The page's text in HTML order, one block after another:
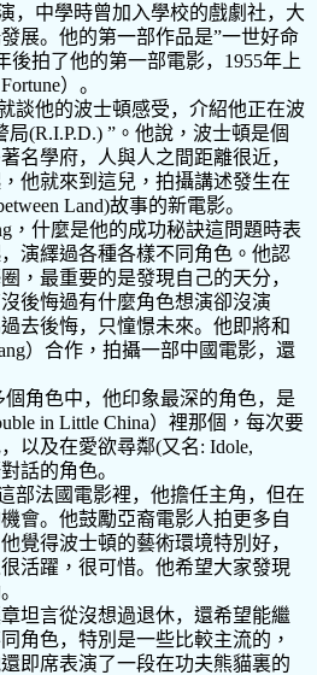
，中學時曾加入學校的戲劇社，大
展。他的第一部作品是”一世好命
後拍了他的第一部電影， 1955年上
）。
談他的波士頓感受，介紹他正在波
局(R.I.P.D.) ” 。 他說， 波士頓是個
名學府，人與人之間距離很近，
他就來到這兒， 拍攝講述發生在
Land)故事的新電影。
，什麼是他的成功秘訣這問題時表
演繹過各種各樣不同角色 。他認
， 最重要的是發現自己的天分，
沒後悔過有什麼角色想演卻沒演
去後悔， 只憧憬未來。他即將和
）合作 ， 拍攝一部中國電影，還
個角色中， 他印象最深的角色，是
in Little China）裡那個 ， 每次要
以及在愛欲尋鄰(又名: Idole,
話的角色。
部法國電影裡，他擔任主角 ， 但在
會。他鼓勵亞裔電影人拍更多自
他覺得波士頓的藝術環境特別好，
很活躍 ， 很可惜。他希望大家發現
坦言從沒想過退休， 還希望能繼
角色，特別是一些比較主流的 ，
即席表演了一段在功夫熊貓裏的